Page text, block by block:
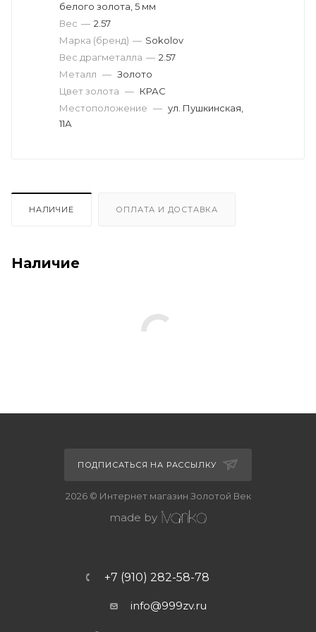
белого золота, 5 мм
Вес драгметалла — 2.57
Марка (бренд) — Sokolov
Вес — 2.57
Металл — Золото
Цвет золота — КРАС
Местоположение — ул. Пушкинская,
11А
НАЛИЧИЕ ОПЛАТА И ДОСТАВКА
Наличие
ПОДПИСАТЬСЯ НА РАССЫЛКУ
2026 © Интернет магазин Золотой Век
made by
+7 (910) 282-58-78
info@999zv.ru